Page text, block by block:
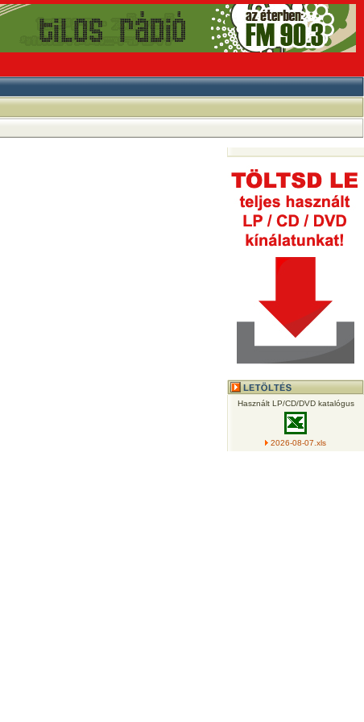
Használt LP/CD/DVD katalógus
2026-08-07.xls